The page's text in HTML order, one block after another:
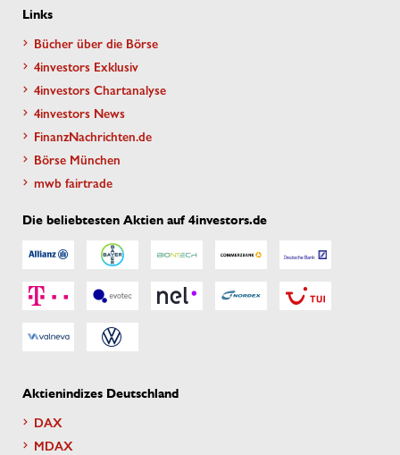
Links
Bücher über die Börse
4investors Exklusiv
4investors Chartanalyse
4investors News
FinanzNachrichten.de
Börse München
mwb fairtrade
Die beliebtesten Aktien auf 4investors.de
Aktienindizes Deutschland
DAX
MDAX